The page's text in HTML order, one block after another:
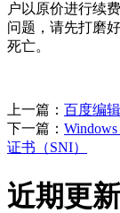
户以原价进行续
问题，请先打磨
死亡。
上一篇： 百度编
下一篇：
证书（SNI）
近期更新